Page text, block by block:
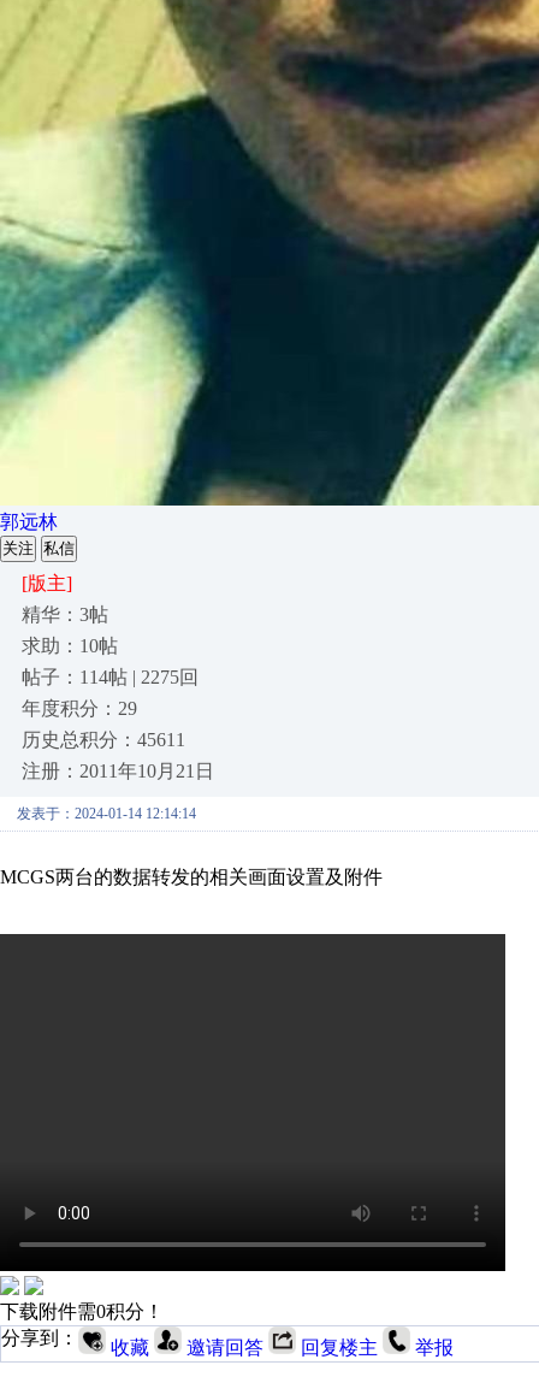
郭远林
关注 私信
[版主]
精华：3帖
求助：10帖
帖子：114帖 | 2275回
年度积分：29
历史总积分：45611
注册：2011年10月21日
发表于：2024-01-14 12:14:14
MCGS两台的数据转发的相关画面设置及附件
下载附件需0积分！
分享到：
收藏 邀请回答 回复楼主 举报